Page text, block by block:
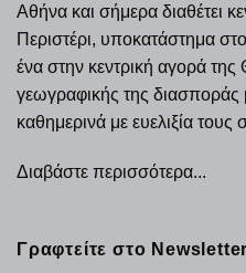
Αθήνα και σήμερα διαθέτει
Περιστέρι, υποκατάστημα
ένα στην κεντρική αγορά
γεωγραφικής της διασποράς
καθημερινά με ευελιξία τους
Διαβάστε περισσότερα...
Γραφτείτε στο